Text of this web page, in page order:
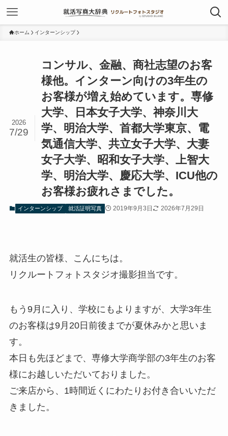
ホーム インターンシップ
コンサル、金融、商社志望のお客
様他。インターン向けの3年生の
お客様が増え始めています。専修
大学、日本女子大学、神奈川大
学、明治大学、首都大学東京、電
気通信大学、共立女子大学、大妻
女子大学、昭和女子大学、上智大
学、明治大学、慶応大学、ICU他の
お客様お疲れさまでした。
2026
7/29
インターンシップ 就活証明写真 2019年9月3日 2026年7月29日
就活生の皆様、こんにちは。
リクルートフォトスタジオ撮影担当です。
もう9月に入り、学校にもよりますが、大学3年生
のお客様は9月20日前後までが夏休みかと思いま
す。
本日も先ほどまで、専修大学商学部の3年生のお客
様にお越しいただいておりました。
ご来店から、1時間近くにわたりお付き合いいただ
きました。